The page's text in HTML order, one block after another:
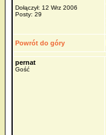
Dołączył: 12 Wrz 2006
Posty: 29
Powrót do góry
pernat
Gość